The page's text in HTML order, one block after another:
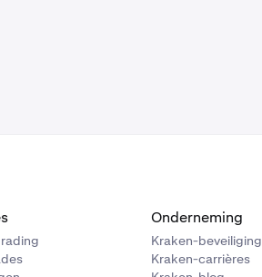
Onderneming
Kraken-beveiliging
Kraken-carrières